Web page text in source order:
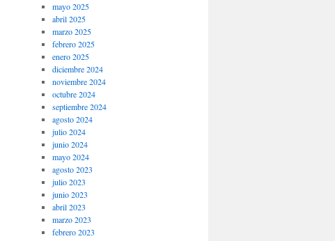
mayo 2025
abril 2025
marzo 2025
febrero 2025
enero 2025
diciembre 2024
noviembre 2024
octubre 2024
septiembre 2024
agosto 2024
julio 2024
junio 2024
mayo 2024
agosto 2023
julio 2023
junio 2023
abril 2023
marzo 2023
febrero 2023